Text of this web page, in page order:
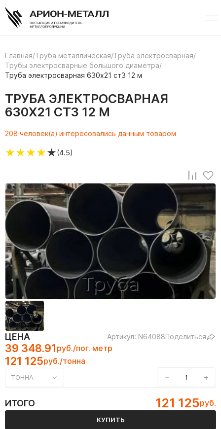
Главная/Труба металлическая/Труба электросварная/
Трубы электросварные большого диаметра/
Труба электросварная 630х21 ст3 12 м
ТРУБА ЭЛЕКТРОСВАРНАЯ
630Х21 СТ3 12 М
208 человек(а) интересовались данным товаром
★★★★★(4.5)
ЦЕНА Артикул: N64088Поделиться
39 348.91 руб./пог. метр
121 125руб./тонна
ТОННА − +
ИТОГО 121 125руб.
КУПИТЬ